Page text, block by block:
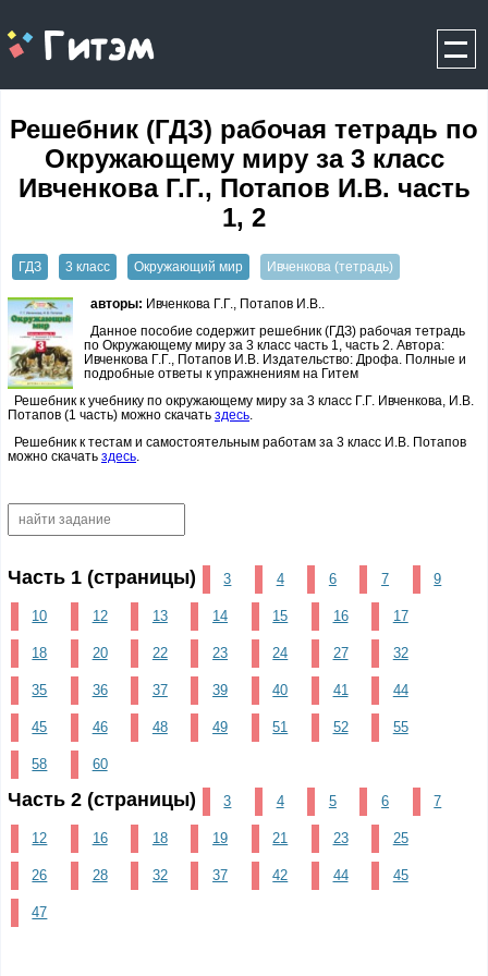
gitem.me
Решебник (ГДЗ) рабочая тетрадь по
Окружающему миру за 3 класс
Ивченкова Г.Г., Потапов И.В. часть
1, 2
ГДЗ 3 класс Окружающий мир Ивченкова (тетрадь)
авторы: Ивченкова Г.Г., Потапов И.В..
Данное пособие содержит решебник (ГДЗ) рабочая тетрадь
по Окружающему миру за 3 класс часть 1, часть 2. Автора:
Ивченкова Г.Г., Потапов И.В. Издательство: Дрофа. Полные и
подробные ответы к упражнениям на Гитем
Решебник к учебнику по окружающему миру за 3 класс Г.Г. Ивченкова, И.В.
Потапов (1 часть) можно скачать здесь
Решебник к тестам и самостоятельным работам за 3 класс И.В. Потапов
можно скачать здесь
Часть 1 (страницы) 3 4 6 7 9
10 12 13 14 15 16 17
18 20 22 23 24 27 32
35 36 37 39 40 41 44
45 46 48 49 51 52 55
58 60
Часть 2 (страницы) 3 4 5 6 7
12 16 18 19 21 23 25
26 28 32 37 42 44 45
47